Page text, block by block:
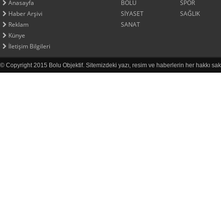
Anasayfa
Haber Arşivi
Reklam
Künye
İletişim Bilgileri
BOLU
SPOR
SİYASET
SAĞLIK
SANAT
© Copyright 2015 Bolu Objektif. Sitemizdeki yazı, resim ve haberlerin her hakkı